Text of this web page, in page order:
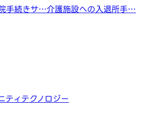
手続きサ…介護施設への入退所手…
ティテクノロジー